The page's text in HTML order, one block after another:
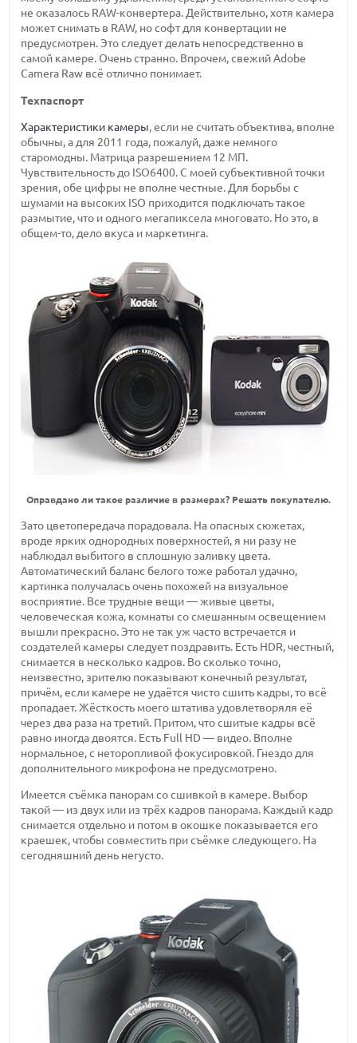
не оказалось RAW-конвертера. Действительно, хотя камера
может снимать в RAW, но софт для конвертации не
предусмотрен. Это следует делать непосредственно в
самой камере. Очень странно. Впрочем, свежий Adobe
Camera Raw всё отлично понимает.
Техпаспорт
Характеристики камеры, если не считать объектива, вполне
обычны, а для 2011 года, пожалуй, даже немного
старомодны. Матрица разрешением 12 МП.
Чувствительность до ISO6400. С моей субъективной точки
зрения, обе цифры не вполне честные. Для борьбы с
шумами на высоких ISO приходится подключать такое
размытие, что и одного мегапиксела многовато. Но это, в
общем-то, дело вкуса и маркетинга.
Оправдано ли такое различие в размерах? Решать покупателю.
Зато цветопередача порадовала. На опасных сюжетах,
вроде ярких однородных поверхностей, я ни разу не
наблюдал выбитого в сплошную заливку цвета.
Автоматический баланс белого тоже работал удачно,
картинка получалась очень похожей на визуальное
восприятие. Все трудные вещи — живые цветы,
человеческая кожа, комнаты со смешанным освещением
вышли прекрасно. Это не так уж часто встречается и
создателей камеры следует поздравить. Есть HDR, честный,
снимается в несколько кадров. Во сколько точно,
неизвестно, зрителю показывают конечный результат,
причём, если камере не удаётся чисто сшить кадры, то всё
пропадает. Жёсткость моего штатива удовлетворяля её
через два раза на третий. Притом, что сшитые кадры всё
равно иногда двоятся. Есть Full HD — видео. Вполне
нормальное, с неторопливой фокусировкой. Гнездо для
дополнительного микрофона не предусмотрено.
Имеется съёмка панорам со сшивкой в камере. Выбор
такой — из двух или из трёх кадров панорама. Каждый кадр
снимается отдельно и потом в окошке показывается его
краешек, чтобы совместить при съёмке следующего. На
сегодняшний день негусто.